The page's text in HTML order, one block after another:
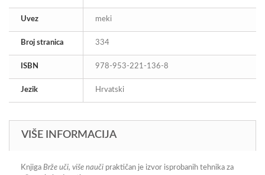
Uvez meki
Broj stranica 334
ISBN 978-953-221-136-8
Jezik Hrvatski
VIŠE INFORMACIJA
Knjiga Brže uči, više nauči praktičan je izvor isprobanih tehnika za